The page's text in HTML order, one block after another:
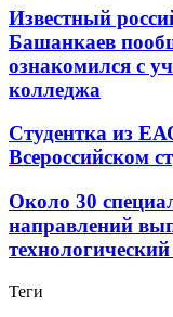
Известный
Башанкаев
ознакомился с
колледжа
Студентка из
Всероссийском
Около 30
направлений
Теги